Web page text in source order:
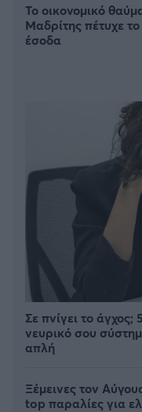
Το οικονομικό
Μαδρίτης πέτυχε
έσοδα
Σε πνίγει το άγχος;
νευρικό σου
απλή
Ξέμεινες τον
top παραλίες για